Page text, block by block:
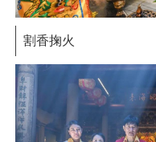
割香掬火